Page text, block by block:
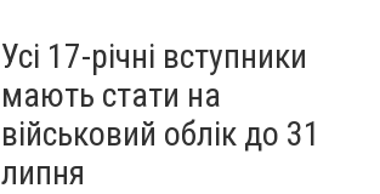
Усі 17-річні вступники
мають стати на
військовий облік до 31
липня